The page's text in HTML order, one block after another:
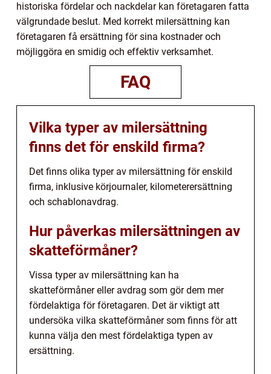
historiska fördelar och nackdelar kan företagaren fatta
välgrundade beslut. Med korrekt milersättning kan
företagaren få ersättning för sina kostnader och
möjliggöra en smidig och effektiv verksamhet.
FAQ
Vilka typer av milersättning
finns det för enskild firma?
Det finns olika typer av milersättning för enskild
firma, inklusive körjournaler, kilometerersättning
och schablonavdrag.
Hur påverkas milersättningen av
skatteförmåner?
Vissa typer av milersättning kan ha
skatteförmåner eller avdrag som gör dem mer
fördelaktiga för företagaren. Det är viktigt att
undersöka vilka skatteförmåner som finns för att
kunna välja den mest fördelaktiga typen av
ersättning.